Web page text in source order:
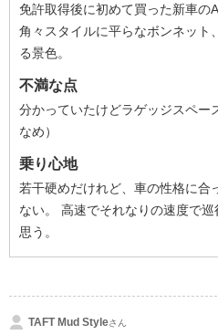
免許取得後に初めて買った新車の
角々スタイルに平らなボンネット
る景色。
不満な点
分かっていたけどラゲッジスペー
なめ）
乗り心地
若干硬めだけれど、車の性格に合
ない。 高速でそれなりの速度で
思う。
TAFT Mud Styleさん